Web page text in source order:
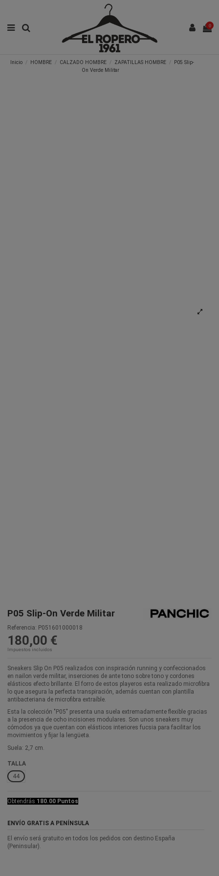
0
Inicio HOMBRE CALZADO HOMBRE ZAPATILLAS HOMBRE
P05 Slip-
On Verde Militar
P05 Slip-On Verde Militar
Referencia: P051601000018
180,00 €
Impuestos incluidos
Sneakers Slip On P05 realizados con inspiración running y confeccionados
en nailon verde militar, inserciones de ante tono sobre tono y cordones
elásticos efecto brillante. El forro de estos playeros esta realizado microfibra
lo que asegura la perfecta transpiración, además cuentan con plantilla
antibacteriana de microfibra extraíble.
Esta la colección "P05" presenta una suela extremadamente flexible gracias
a la presencia de ocho incisiones modulares. Son unos sneakers muy
cómodos ya que cuentan con elásticos interiores fucsia para facilitar los
movimientos y fijar la lengüeta.
Suela: 2,7 cm.
TALLA
44
Obtendrás 180.00 Puntos
ENVÍO GRATIS A PENÍNSULA
El envío será gratuito en todos los pedidos con destino España
(Peninsular).